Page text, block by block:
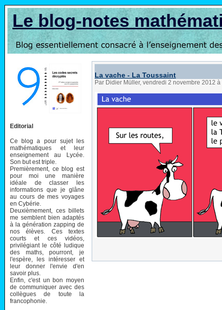
Le blog-notes
Editorial
Ce blog a pour sujet les
mathématiques et leur
enseignement au Lycée.
Son but est triple.
Premièrement, ce blog est
pour moi une manière
idéale de classer les
informations que je glâne
au cours de mes voyages
en Cybérie.
Deuxièmement, ces billets
me semblent bien adaptés
à la génération zapping de
nos élèves. Ces textes
courts et ces vidéos,
privilégiant le côté ludique
des maths, pourront, je
l'espère, les intéresser et
leur donner l'envie d'en
savoir plus.
Enfin, c'est un bon moyen
de communiquer avec des
collègues de toute la
francophonie.
La vache - La Toussaint
Par Didier Müller, vendredi 2 novembre 2012